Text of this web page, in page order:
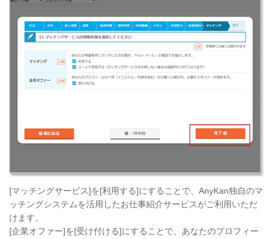
[マッチングサービス]を[利用する]にすることで、AnyKan独自のマ
ッチングシステムを活用したお仕事紹介サービスがご利用いただ
けます。
[企業オファー]を[受け付ける]にすることで、あなたのプロフィー